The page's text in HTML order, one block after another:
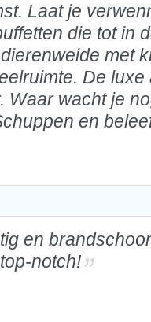
Laat je
die tot in
met
De
Waar wacht je
en
en
notch!